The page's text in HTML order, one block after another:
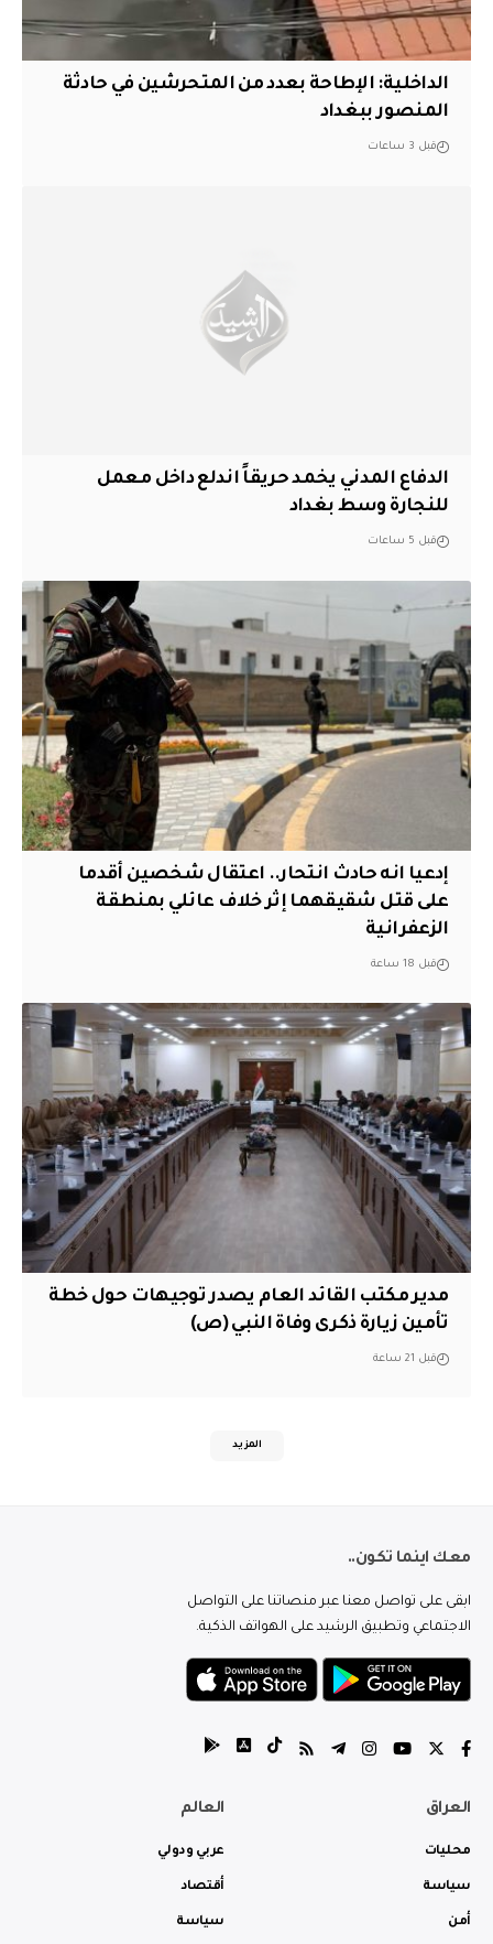
الداخلية: الإطاحة بعدد من المتحرشين في حادثة
المنصور ببغداد
قبل 3 ساعات
الدفاع المدني يخمد حريقاً اندلع داخل معمل
للنجارة وسط بغداد
قبل 5 ساعات
إدعيا انه حادث انتحار.. اعتقال شخصين أقدما
على قتل شقيقهما إثر خلاف عائلي بمنطقة
الزعفرانية
قبل 18 ساعة
مدير مكتب القائد العام يصدر توجيهات حول خطة
تأمين زيارة ذكرى وفاة النبي (ص)
قبل 21 ساعة
المزيد
معك اينما تكون..
ابقى على تواصل معنا عبر منصاتنا على التواصل
الاجتماعي وتطبيق الرشيد على الهواتف الذكية.
العراق
محليات
سياسة
أمن
العالم
عربي ودولي
أقتصاد
سياسة